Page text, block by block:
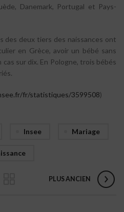
Danemark, Portugal et Pays-
des deux tiers des naissances ont
en Grèce, avoir un bébé sans
cas sur dix. En Pologne, trois bébés
fr/statistiques/3599508)
Insee Mariage
PLUS ANCIEN